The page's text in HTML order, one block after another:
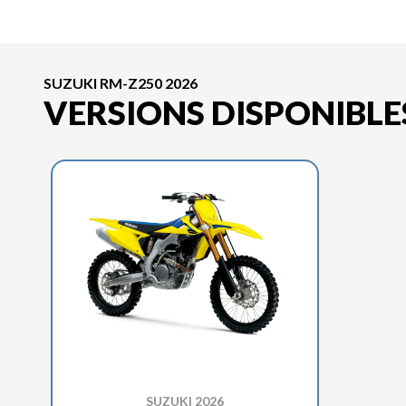
SUZUKI RM-Z250 2026
VERSIONS
SUZUKI 2026